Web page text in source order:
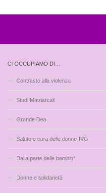
CI OCCUPIAMO DI…
Contrasto alla violenza
Studi Matriarcali
Grande Dea
Salute e cura delle donne-IVG
Dalla parte delle bambin*
Donne e solidarietà